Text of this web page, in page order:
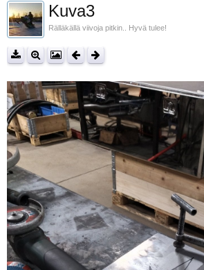
Kuva3
Rälläkällä viivoja pitkin.. Hyvä tulee!